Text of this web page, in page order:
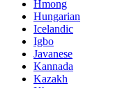
Hmong
Hungarian
Icelandic
Igbo
Javanese
Kannada
Kazakh